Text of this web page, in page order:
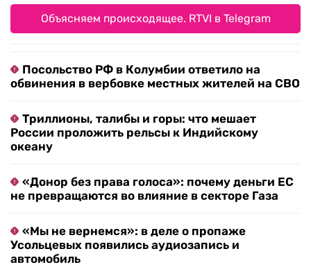
Объясняем происходящее. RTVI в Telegram
Посольство РФ в Колумбии ответило на
обвинения в вербовке местных жителей на СВО
Триллионы, талибы и горы: что мешает
России проложить рельсы к Индийскому
океану
«Донор без права голоса»: почему деньги ЕС
не превращаются во влияние в секторе Газа
«Мы не вернемся»: в деле о пропаже
Усольцевых появились аудиозапись и
автомобиль